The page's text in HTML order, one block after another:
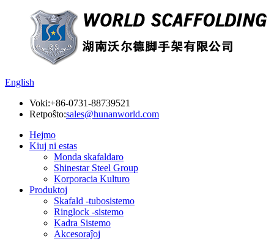
English
Voki:+86-0731-88739521
Retpoŝto:sales@hunanworld.com
Hejmo
Kiuj ni estas
Monda skafaldaro
Shinestar Steel Group
Korporacia Kulturo
Produktoj
Skafald -tubosistemo
Ringlock -sistemo
Kadra Sistemo
Akcesoraĵoj